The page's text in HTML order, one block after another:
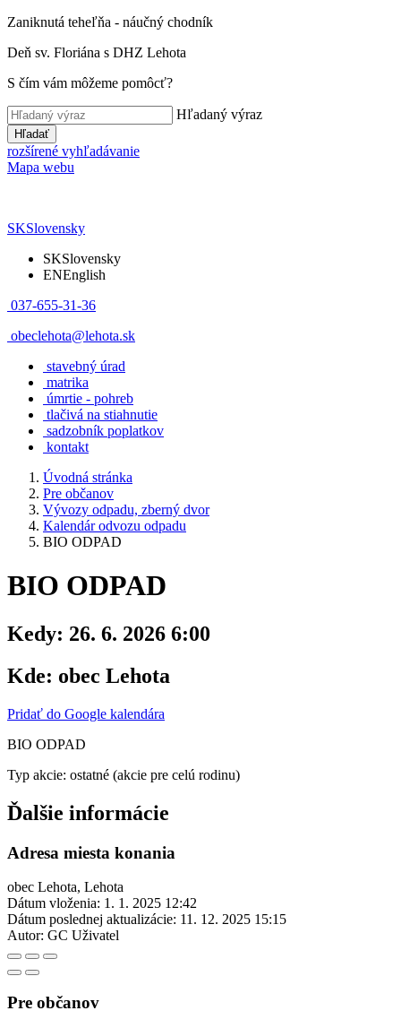
Zaniknutá teheľňa - náučný chodník
Deň sv. Floriána s DHZ Lehota
S čím vám môžeme pomôcť?
Hľadaný výraz
Hľadať
rozšírené vyhľadávanie
Mapa webu
SKSlovensky
SKSlovensky
ENEnglish
037-655-31-36
obeclehota@lehota.sk
stavebný úrad
matrika
úmrtie - pohreb
tlačivá na stiahnutie
sadzobník poplatkov
kontakt
Úvodná stránka
Pre občanov
Vývozy odpadu, zberný dvor
Kalendár odvozu odpadu
BIO ODPAD
BIO ODPAD
Kedy: 26. 6. 2026 6:00
Kde: obec Lehota
Pridať do Google kalendára
BIO ODPAD
Typ akcie: ostatné (akcie pre celú rodinu)
Ďalšie informácie
Adresa miesta konania
obec Lehota, Lehota
Dátum vloženia: 1. 1. 2025 12:42
Dátum poslednej aktualizácie: 11. 12. 2025 15:15
Autor: GC Uživatel
Pre občanov